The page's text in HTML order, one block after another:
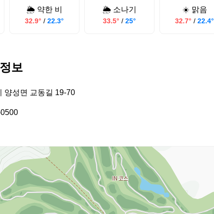
🌦️ 약한 비
32.9° / 22.3°
🌦️ 소나기
33.5° / 25°
☀️ 맑음
32.7° / 22.4°
보
양성면 교동길 19-70